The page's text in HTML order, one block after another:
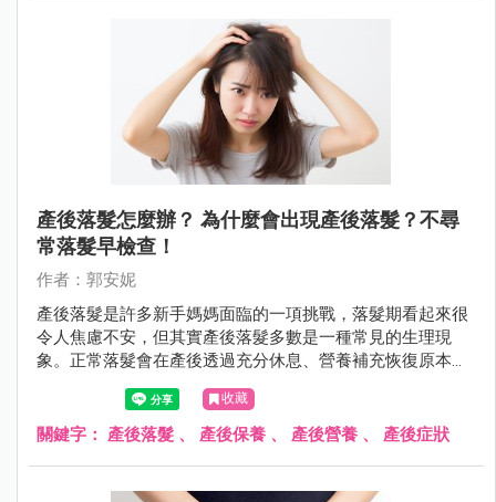
產後落髮怎麼辦？ 為什麼會出現產後落髮？不尋
常落髮早檢查！
作者：郭安妮
產後落髮是許多新手媽媽面臨的一項挑戰，落髮期看起來很
令人焦慮不安，但其實產後落髮多數是一種常見的生理現
象。正常落髮會在產後透過充分休息、營養補充恢復原本豐
盈的秀髮，若是不正常落髮，則需盡快就醫。
收藏
關鍵字： 產後落髮 、 產後保養 、 產後營養 、 產後症狀